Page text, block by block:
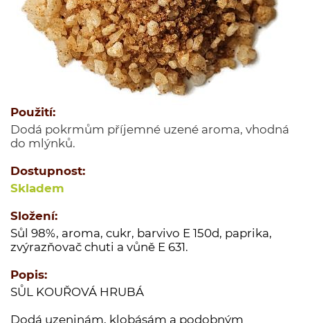
Jednodruhové koření
Kořenící směsi
Kořenící směsi pro masnou výrobu
Minutkové šťávy a omáčky
Ovoce sušené
Polévky
Soli a dochucovací soli
Sušené houby
Tekutá koření a dochucovadla
Potravinové přípravky
Použití:
Dodá pokrmům příjemné uzené aroma, vhodná
do mlýnků.
Dostupnost:
Skladem
Složení:
Sůl 98%, aroma, cukr, barvivo E 150d, paprika,
zvýrazňovač chuti a vůně E 631.
Popis:
SŮL KOUŘOVÁ HRUBÁ
Dodá uzeninám, klobásám a podobným